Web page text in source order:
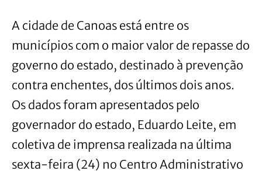
A cidade de Canoas está entre os
municípios com o maior valor de repasse do
governo do estado, destinado à prevenção
contra enchentes, dos últimos dois anos.
Os dados foram apresentados pelo
governador do estado, Eduardo Leite, em
coletiva de imprensa realizada na última
sexta-feira (24) no Centro Administrativo